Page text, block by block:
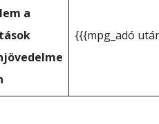
a
{{{mpg_adó